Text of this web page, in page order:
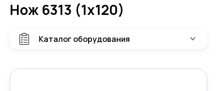
Нож 6313 (1х120)